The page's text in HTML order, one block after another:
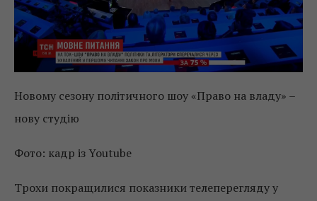
Новому сезону політичного шоу «Право на владу» –
нову студію
Фото: кадр із Youtube
Трохи покращилися показники телеперегляду у